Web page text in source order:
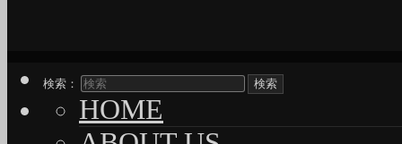
検索：
HOME